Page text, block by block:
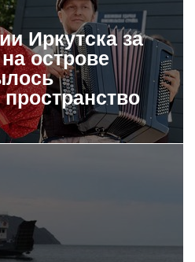
Иркутска за
острове